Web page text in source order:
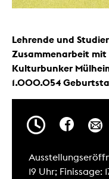
Lehrende und
Zusammenarbeit mit
Kulturbunker
1.000.054
19 Uhr; Finissage: